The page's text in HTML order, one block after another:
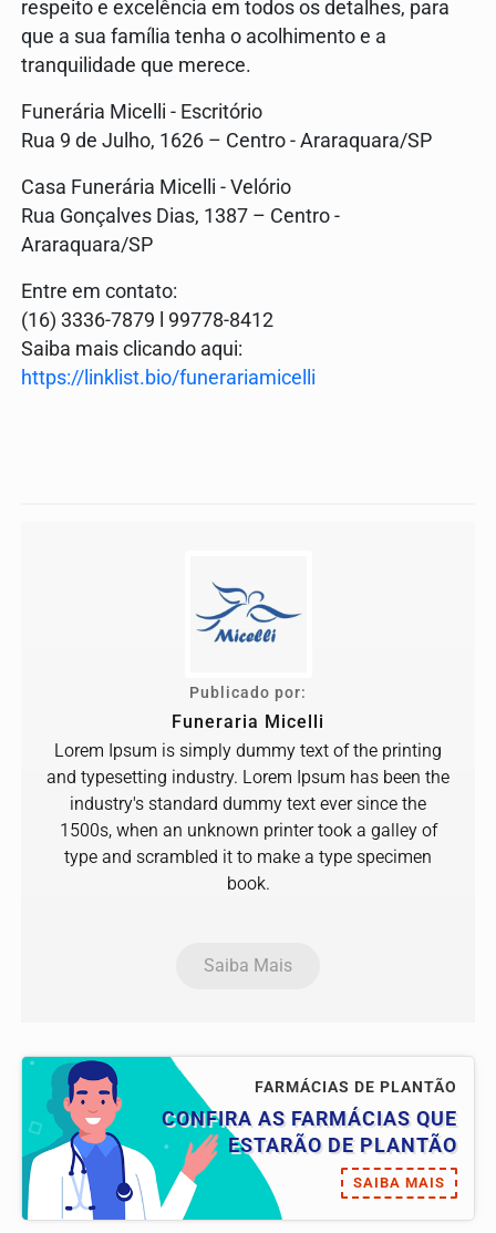
respeito e excelência em todos os detalhes, para
que a sua família tenha o acolhimento e a
tranquilidade que merece.
Funerária Micelli - Escritório
Rua 9 de Julho, 1626 – Centro - Araraquara/SP
Casa Funerária Micelli - Velório
Rua Gonçalves Dias, 1387 – Centro -
Araraquara/SP
Entre em contato:
(16) 3336-7879 l 99778-8412
Saiba mais clicando aqui:
https://linklist.bio/funerariamicelli
Publicado por:
Funeraria Micelli
Lorem Ipsum is simply dummy text of the printing
and typesetting industry. Lorem Ipsum has been the
industry's standard dummy text ever since the
1500s, when an unknown printer took a galley of
type and scrambled it to make a type specimen
book.
Saiba Mais
FARMÁCIAS DE PLANTÃO
CONFIRA AS FARMÁCIAS QUE
ESTARÃO DE PLANTÃO
SAIBA MAIS